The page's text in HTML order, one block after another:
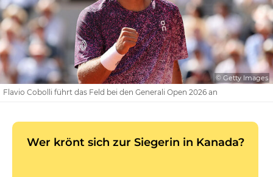
© Getty Images
Flavio Cobolli führt das Feld bei den Generali Open 2026 an